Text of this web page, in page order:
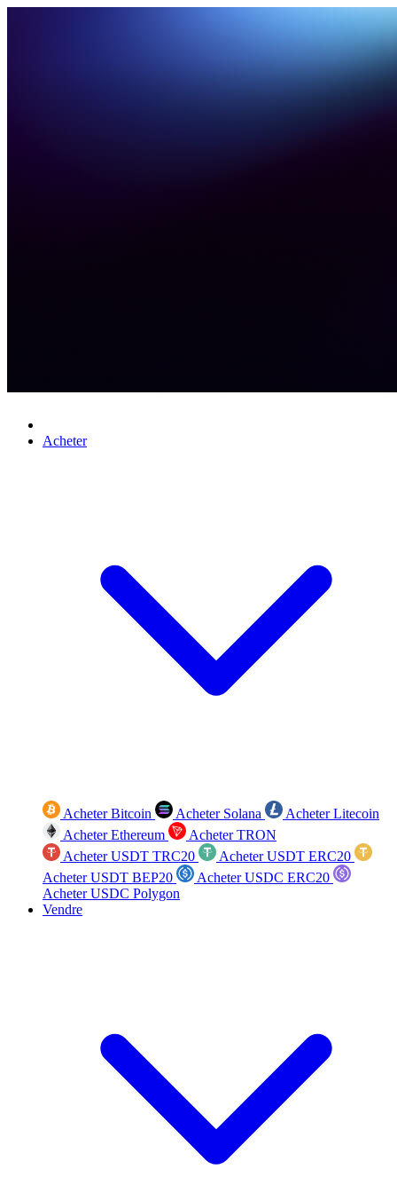
Acheter
Acheter Bitcoin Acheter Solana
Acheter Litecoin
Acheter Ethereum
Acheter TRON
Acheter USDT TRC20
Acheter USDT ERC20
Acheter USDT BEP20
Acheter USDC ERC20
Acheter USDC Polygon
Vendre